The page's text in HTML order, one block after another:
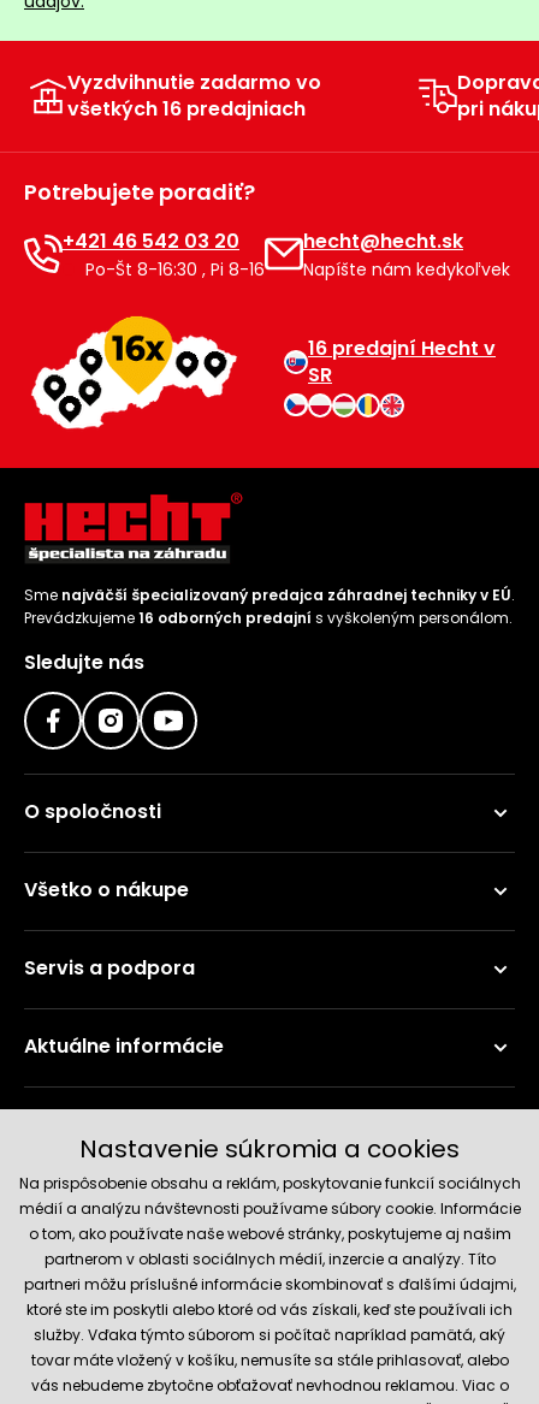
Vyzdvihnutie zadarmo vo
všetkých 16 predajniach
pri
Potrebujete poradiť?
+421 46 542 03 20
Po-Št 8-16:30 , Pi 8-16
hecht@hecht.sk
Napíšte nám kedykoľvek
16 predajní Hecht v
SR
Sme najväčší špecializovaný predajca záhradnej techniky v EÚ.
Prevádzkujeme16 odborných predajní s vyškoleným personálom.
Sledujte nás
O spoločnosti
Všetko o nákupe
Servis a podpora
Aktuálne informácie
Spoľahlivý obchod
Nastavenie súkromia a cookies
Na prispôsobenie obsahu a reklám, poskytovanie funkcií sociálnych
médií a analýzu návštevnosti používame súbory cookie. Informácie
o tom, ako používate naše webové stránky, poskytujeme aj našim
partnerom v oblasti sociálnych médií, inzercie a analýzy. Títo
partneri môžu príslušné informácie skombinovať s ďalšími údajmi,
ktoré ste im poskytli alebo ktoré od vás získali, keď ste používali ich
služby. Vďaka týmto súborom si počítač napríklad pamätá, aký
tovar máte vložený v košíku, nemusíte sa stále prihlasovať, alebo
vás nebudeme zbytočne obťažovať nevhodnou reklamou. Viac o